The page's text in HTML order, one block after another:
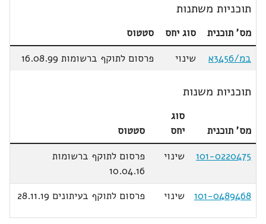
תוכניות משתנות
מס' תוכנית סוג יחס
סטטוס
במ/3456א
שינוי פרסום לתוקף ברשומות 16.08.99
תוכניות משנות
מס' תוכנית
סוג
יחס
סטטוס
101-0220475
שינוי
פרסום לתוקף ברשומות
10.04.16
101-0489468
שינוי פרסום לתוקף בעיתונים 28.11.19